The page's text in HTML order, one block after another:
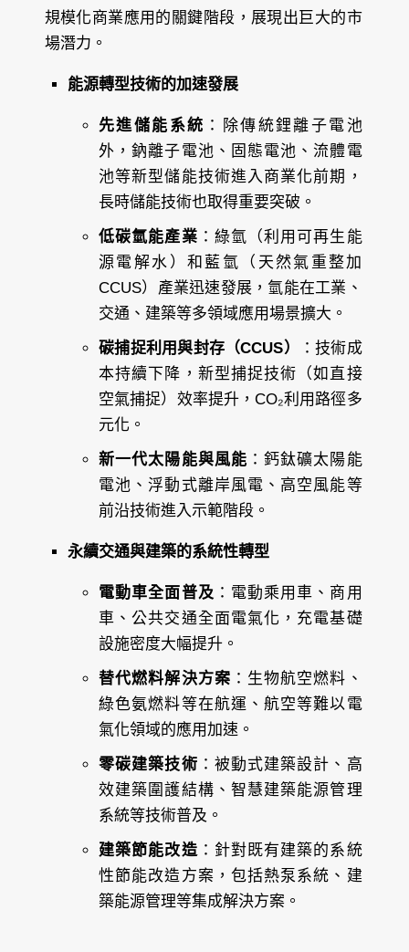
規模化商業應用的關鍵階段，展現出巨大的市
場潛力。
能源轉型技術的加速發展
先進儲能系統 ：除傳統鋰離子電池
外，鈉離子電池、固態電池、流體電
池等新型儲能技術進入商業化前期，
長時儲能技術也取得重要突破。
低碳氫能產業 ：綠氫（利用可再生能
源電解水）和藍氫（天然氣重整加
CCUS）產業迅速發展，氫能在工業、
交通、建築等多領域應用場景擴大。
碳捕捉利用與封存（CCUS）
：技術成
本持續下降，新型捕捉技術（如直接
空氣捕捉）效率提升，CO₂利用路徑多
元化。
新一代太陽能與風能 ：鈣鈦礦太陽能
電池、浮動式離岸風電、高空風能等
前沿技術進入示範階段。
永續交通與建築的系統性轉型
電動車全面普及 ：電動乘用車、商用
車、公共交通全面電氣化，充電基礎
設施密度大幅提升。
替代燃料解決方案 ：生物航空燃料、
綠色氨燃料等在航運、航空等難以電
氣化領域的應用加速。
零碳建築技術 ：被動式建築設計、高
效建築圍護結構、智慧建築能源管理
系統等技術普及。
建築節能改造：針對既有建築的系統
性節能改造方案，包括熱泵系統、建
築能源管理等集成解決方案。